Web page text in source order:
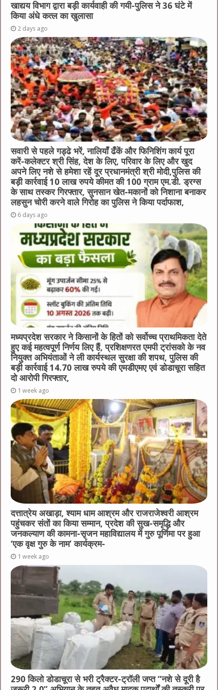
खाद्यय विभाग द्वारा बड़ी कार्यवाही की गयी-पुलिस ने 36 घंटे में
किया अंधे कत्ल का खुलासा
2 days ago
सवारी से पहले गड्ढे भरें, नालियाँ ढँकें और फिनिशिंग कार्य पूरा
करें-कलेक्टर श्री सिंह, देश के लिए, परिवार के लिए और खुद
अपने लिए नशे से हमेशा रहें दूर प्रधानमंत्री श्री मोदी,पुलिस की
बड़ी कार्रवाई 10 लाख रुपये कीमत की 100 ग्राम एम.डी. ड्रग्स
के साथ तस्कर गिरफ्तार, सुनसान खेत-मकानों को निशाना बनाकर
लहसुन चोरी करने वाले गिरोह का पुलिस ने किया पर्दाफाश,
6 days ago
मध्यप्रदेश सरकार ने किसानों के हितों को सर्वोच्च प्राथमिकता देते
हुए कई महत्वपूर्ण निर्णय लिए हैं, प्रशिक्षणरत एमपी ट्रांसको के नव
नियुक्त अभियंताओं ने ली कार्यस्थल सुरक्षा की शपथ, पुलिस की
बड़ी कार्रवाई 14.70 लाख रुपये की एमडीएमए एवं डोडाचूरा सहित
दो आरोपी गिरफ्तार,
1 week ago
दत्तात्रेय अखाड़ा, श्याम धाम आश्रम और राजराजेश्वरी आश्रम
पहुंचकर संतों का किया सम्मान, प्रदेश की सुख-समृद्धि और
जनकल्याण की कामना-सृजन महाविद्यालय में गुरु पूर्णिमा पर हुआ
‘एक वृक्ष गुरु के नाम’ कार्यक्रम-
1 week ago
290 किलो डोडाचूरा से भरी ट्रैक्टर-ट्रॉली जप्त “नशे से दूरी है